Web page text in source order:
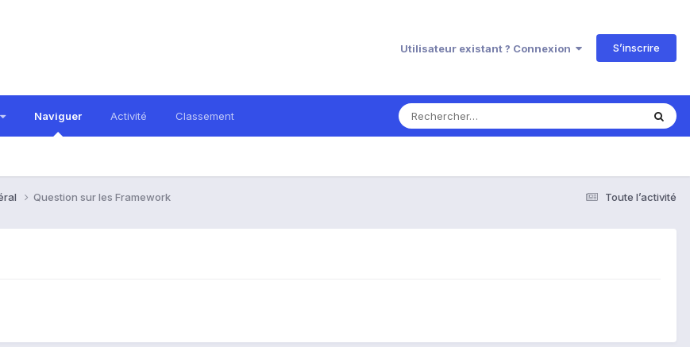
Utilisateur existant ? Connexion S’inscrire
Naviguer Activité Classement
Toute l’activité
Question sur les Framework